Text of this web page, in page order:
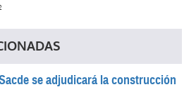
se adjudicará la construcción